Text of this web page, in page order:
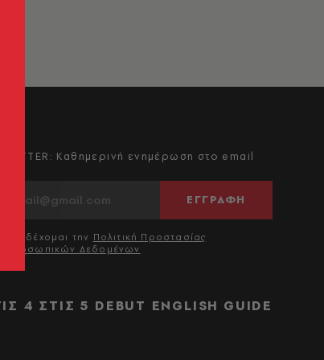
Καθημερινή ενημέρωση στο email
ΕΓΓΡΑΦΗ
Αποδέχομαι την Πολιτική Προστασίας
Προσωπικών Δεδομένων
4 ΣΤΙΣ 5 DEBUT ENGLISH GUIDE